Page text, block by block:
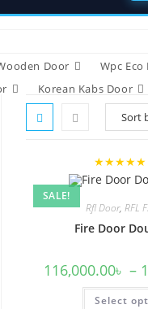
Door Wpc Eco
Korean Kabs Door
★★★★★
SALE!
Rfl Door, RFL
Fire Door
116,000.00৳ –
Select